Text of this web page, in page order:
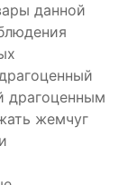
данной
драгоценным
жемчуг